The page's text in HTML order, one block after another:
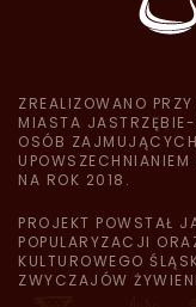
ZREALIZOWANO
MIASTA
OSÓB
NA ROK 2018.
PROJEKT POWSTAŁ
POPULARYZACJI
KULTUROWEGO
ZWYCZAJÓW